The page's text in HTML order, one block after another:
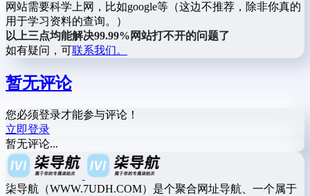
网站需要科学上网，比如google等（这边不推荐，除非你真的
用于学习资料的查询。）
以上三点均能解决99.99%网站打不开的问题了
如有疑问，可联系我们。
暂无评论
您必须登录才能参与评论！
立即登录
暂无评论...
柒导航（WWW.7UDH.COM）是个聚合网址导航、一个属于